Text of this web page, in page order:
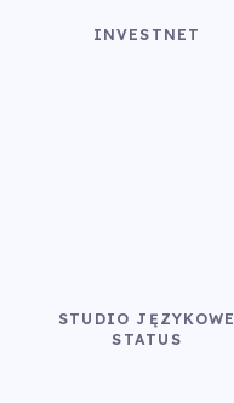
INVESTNET
STUDIO JĘZYKOWE
STATUS